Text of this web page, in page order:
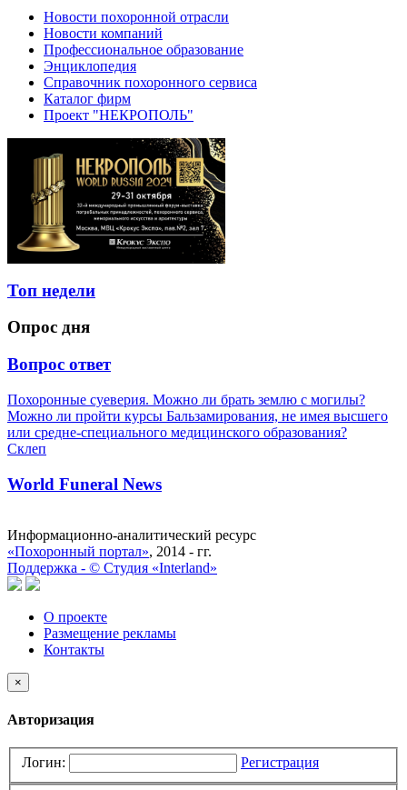
Новости похоронной отрасли
Новости компаний
Профессиональное образование
Энциклопедия
Справочник похоронного сервиса
Каталог фирм
Проект "НЕКРОПОЛЬ"
Топ недели
Опрос дня
Вопрос ответ
Похоронные суеверия. Можно ли брать землю с могилы?
Можно ли пройти курсы Бальзамирования, не имея высшего
или средне-специального медицинского образования?
Склеп
World Funeral News
Информационно-аналитический ресурс
«Похоронный портал», 2014 - гг.
Поддержка - © Cтудия «Interland»
О проекте
Размещение рекламы
Контакты
×
Авторизация
Логин: Регистрация